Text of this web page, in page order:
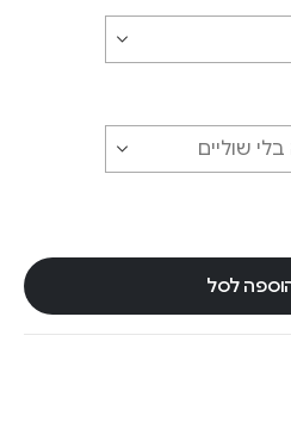
לסל